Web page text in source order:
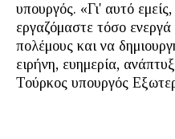
υπουργός. «Γι' αυτό
εργαζόμαστε τόσο
πολέμους και να
ειρήνη, ευημερία,
Τούρκος υπουργός